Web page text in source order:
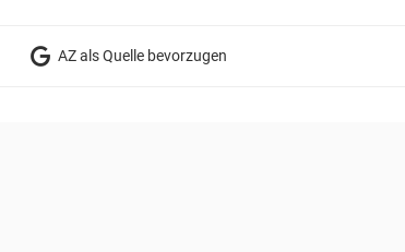
AZ als Quelle bevorzugen